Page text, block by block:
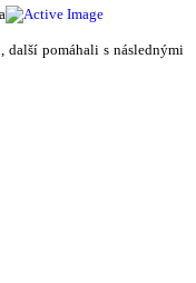
pomáhali s následnými